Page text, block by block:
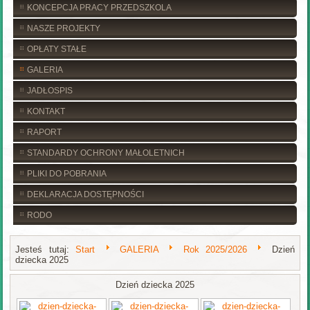
KONCEPCJA PRACY PRZEDSZKOLA
NASZE PROJEKTY
OPŁATY STAŁE
GALERIA
JADŁOSPIS
KONTAKT
RAPORT
STANDARDY OCHRONY MAŁOLETNICH
PLIKI DO POBRANIA
DEKLARACJA DOSTĘPNOŚCI
RODO
Jesteś tutaj:Start GALERIA Rok 2025/2026
Dzień
dziecka 2025
Dzień dziecka 2025